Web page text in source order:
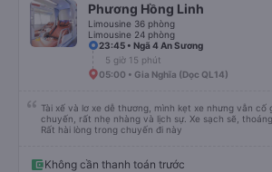
Phương Hồng Linh
Limousine 36 phòng
Limousine 24 phòng
23:45 • Ngã 4 An Sương
5 giờ 15 phút
05:00 • Gia Nghĩa (Dọc QL14)
Tài xế và lơ xe dễ thương, mình kẹt xe nhưng vẫn cố
chuyến, rất nhẹ nhàng và lịch sự. Xe sạch sẽ,
Rất hài lòng trong chuyến đi này
Không cần thanh toán trước